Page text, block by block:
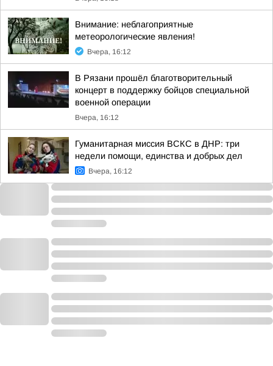
Внимание: неблагоприятные
метеорологические явления!
Вчера, 16:12
В Рязани прошёл благотворительный
концерт в поддержку бойцов специальной
военной операции
Вчера, 16:12
Гуманитарная миссия ВСКС в ДНР: три
недели помощи, единства и добрых дел
Вчера, 16:12